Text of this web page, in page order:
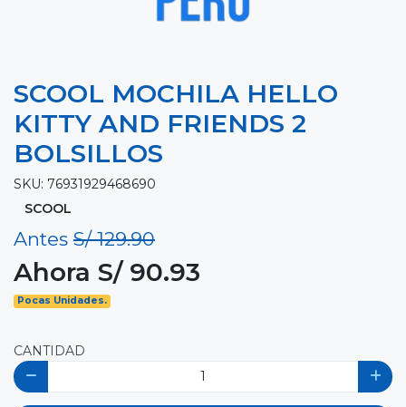
SCOOL MOCHILA HELLO
KITTY AND FRIENDS 2
BOLSILLOS
SKU: 76931929468690
SCOOL
Antes S/ 129.90
Ahora S/ 90.93
Pocas Unidades.
CANTIDAD